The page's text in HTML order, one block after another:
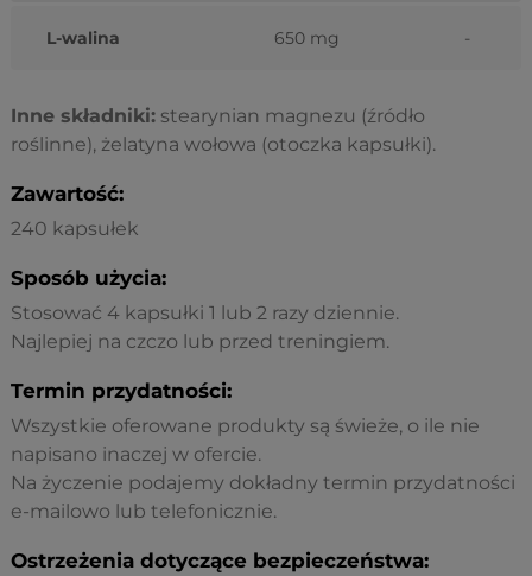
L-walina 650 mg -
Inne składniki: stearynian magnezu (źródło
roślinne), żelatyna wołowa (otoczka kapsułki).
Zawartość:
240 kapsułek
Sposób użycia:
Stosować 4 kapsułki 1 lub 2 razy dziennie.
Najlepiej na czczo lub przed treningiem.
Termin przydatności:
Wszystkie oferowane produkty są świeże, o ile nie
napisano inaczej w ofercie.
Na życzenie podajemy dokładny termin przydatności
e-mailowo lub telefonicznie.
Ostrzeżenia dotyczące bezpieczeństwa: